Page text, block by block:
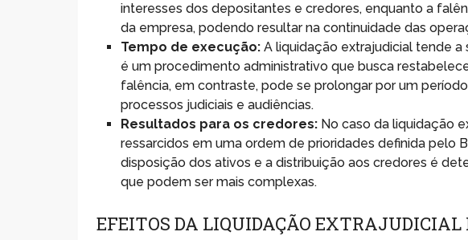
interesses dos depositantes e credores, enquanto a
da empresa, podendo resultar na continuidade das
Tempo de execução: A liquidação extrajudicial tende a
é um procedimento administrativo que busca
falência, em contraste, pode se prolongar por um
processos judiciais e audiências.
Resultados para os credores: No caso da liquidação
ressarcidos em uma ordem de prioridades definida pelo
disposição dos ativos e a distribuição aos credores é
que podem ser mais complexas.
EFEITOS DA LIQUIDAÇÃO EXTRAJUDICIAL